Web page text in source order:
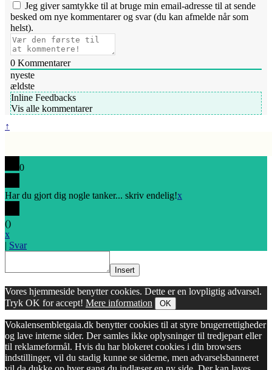
Jeg giver samtykke til at bruge min email-adresse til at sende
besked om nye kommentarer og svar (du kan afmelde når som
helst).
0Kommentarer
nyeste
ældste
Inline Feedbacks
Vis alle kommentarer
↑
0
Har du gjort dig nogle tanker... skriv endelig!x
()
x
| Svar
Insert
Vores hjemmeside benytter cookies. Dette er en lovpligtig advarsel.
Tryk OK for accept! Mere information OK
Vokalensembletgaia.dk benytter cookies til at styre brugerrettigheder
og lave interne sider. Der samles ikke oplysninger til tredjepart eller
til reklameformål. Hvis du har blokeret cookies i din browsers
indstillinger, vil du stadig kunne se siderne, men advarselsbanneret